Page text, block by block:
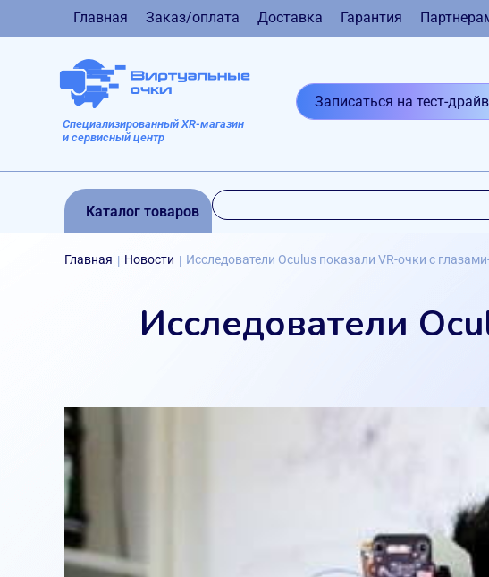
Главная Заказ/оплата Доставка Гарантия
Специализированный XR-магазин
и сервисный центр
Записаться на тест-драйв
Каталог товаров
Главная | Новости | Исследователи Oculus показали VR-очки с
Исследователи